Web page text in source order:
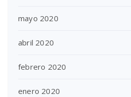
mayo 2020
abril 2020
febrero 2020
enero 2020